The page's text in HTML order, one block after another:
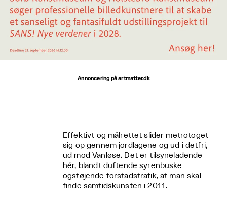
Annoncering på artmatter.dk
Effektivt og målrettet slider metrotoget
sig op gennem jordlagene og ud i detfri,
ud mod Vanløse. Det er tilsyneladende
hér, blandt duftende syrenbuske
ogstøjende forstadstrafik, at man skal
finde samtidskunsten i 2011.